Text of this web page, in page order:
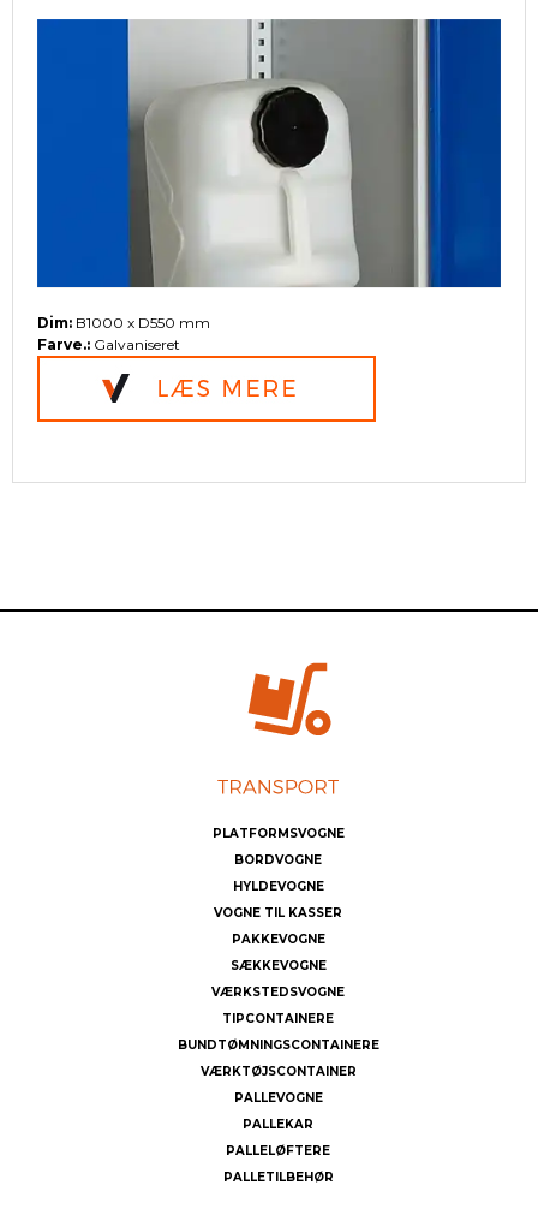
Dim: B1000 x D550 mm
Farve.: Galvaniseret
PLATFORMSVOGNE
BORDVOGNE
HYLDEVOGNE
VOGNE TIL KASSER
PAKKEVOGNE
SÆKKEVOGNE
VÆRKSTEDSVOGNE
TIPCONTAINERE
BUNDTØMNINGSCONTAINERE
VÆRKTØJSCONTAINER
PALLEVOGNE
PALLEKAR
PALLELØFTERE
PALLETILBEHØR